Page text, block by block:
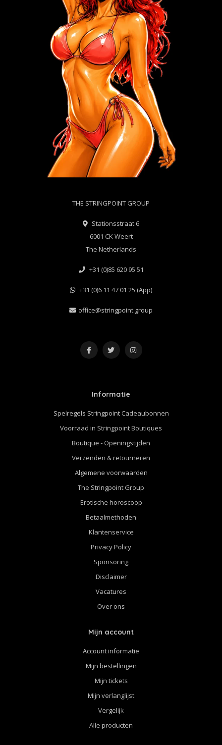
THE STRINGPOINT GROUP
Stationsstraat 6
6001 CK Weert
The Netherlands
+31 (0)85 620 95 51
+31 (0)6 11 47 01 25 (App)
office@stringpoint.group
Informatie
Spelregels Stringpoint Cadeaubonnen
Voorraad in Stringpoint Boutiques
Boutique - Openingstijden
Verzenden & retourneren
Algemene voorwaarden
The Stringpoint Group
Erotische horoscoop
Betaalmethoden
Klantenservice
Privacy Policy
Sponsoring
Disclaimer
Vacatures
Over ons
Mijn account
Account informatie
Mijn bestellingen
Mijn tickets
Mijn verlanglijst
Vergelijk
Alle producten